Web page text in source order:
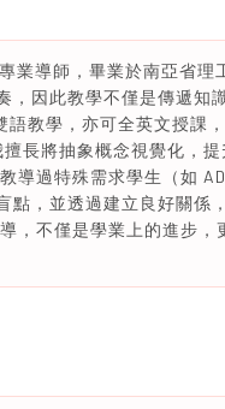
業導師，畢業於南亞省理
因此教學不僅是傳遞知
教學，亦可全英文授課
長將抽象概念視覺化，提
導過特殊需求學生（如
，並透過建立良好關係
，不僅是學業上的進步，